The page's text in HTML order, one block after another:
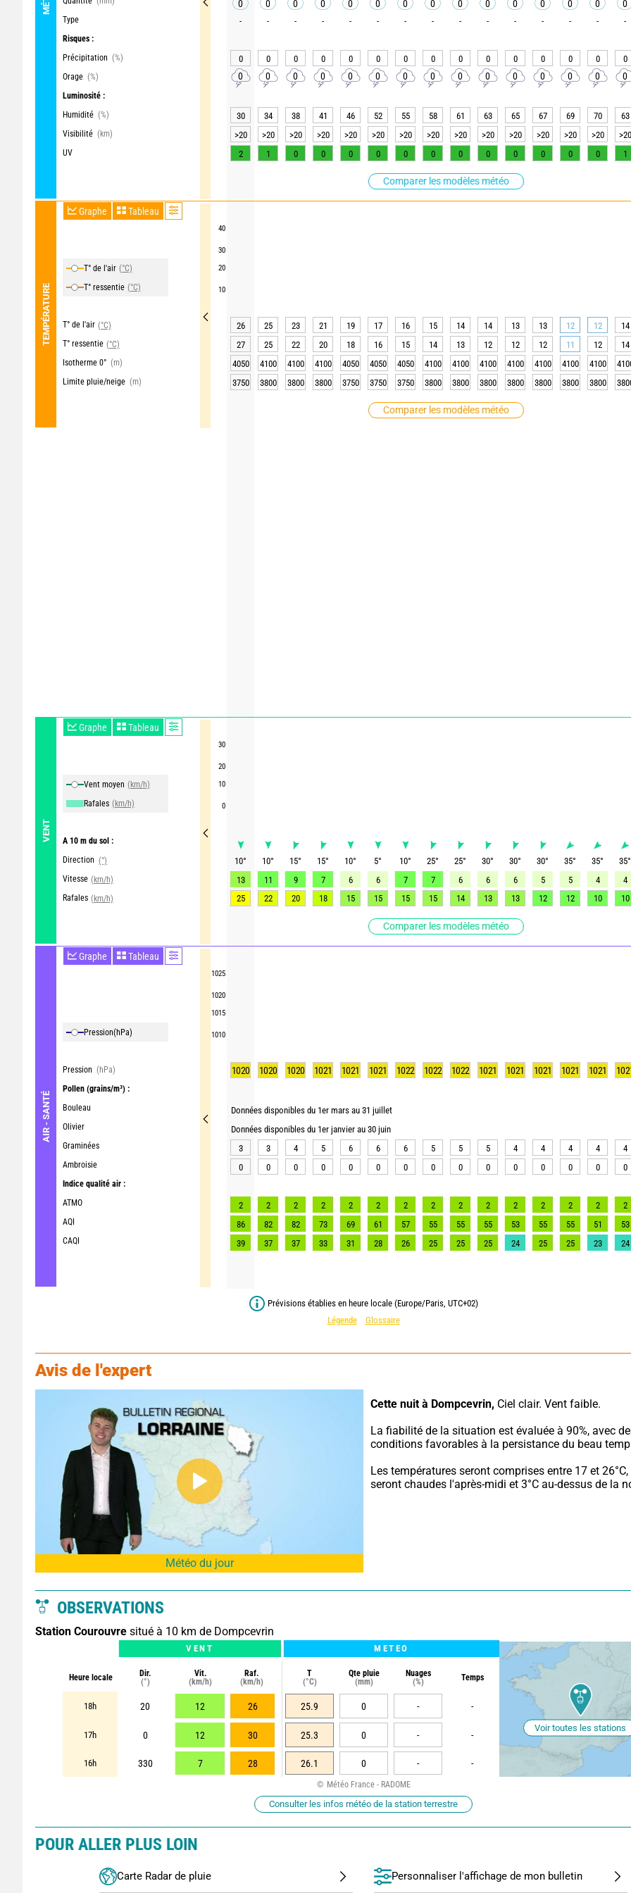
Type
Risques :
Précipitation (%)
Orage (%)
Luminosité :
Humidité (%)
Visibilité (km)
UV
Comparer les modèles météo
TEMPÉRATURE
Graphe Tableau
T° de l'air (°C)
T° ressentie (°C)
T° de l'air (°C)
T° ressentie (°C)
Isotherme 0° (m)
Limite pluie/neige (m)
Comparer les modèles météo
VENT
Graphe Tableau
Vent moyen (km/h)
Rafales (km/h)
A 10 m du sol :
Direction (°)
Vitesse (km/h)
Rafales (km/h)
Comparer les modèles météo
AIR - SANTÉ
Graphe Tableau
Pression(hPa)
Pression (hPa)
Pollen (grains/m³) :
Bouleau
Olivier
Graminées
Ambroisie
Indice qualité air :
ATMO
AQI
CAQI
40
30
20
10
30
20
10
0
1025
1020
1015
1010
0 0 0 0 0 0 0 0 0 0 0 0 0 0 0
- - - - - - - - - - - - - - -
0 0 0 0 0 0 0 0 0 0 0 0 0 0 0
0 0 0 0 0 0 0 0 0 0 0 0 0 0 0
30 34 38 41 46 52 55 58 61 63 65 67 69 70 63
>20
>20 >20 >20 >20 >20 >20 >20 >20 >20 >20 >20 >20 >20 >20
2
1 0 0 0 0 0 0 0 0 0 0 0 0 1
26 25 23 21 19 17 16 15 14 14 13 13 12 12 14
27
25 22 20 18 16 15 14 13 12 12 12 11 12 14
4050
4100 4100 4100 4050 4050 4050 4100 4100 4100 4100 4100 4100 4100
3750
3800 3800 3800 3750 3750 3750 3800 3800 3800 3800 3800 3800 3800
10° 10° 15° 15° 10° 5° 10° 25° 25° 30° 30° 30° 35° 35° 35°
13
11 9 7 6 6 7 7 6 6 6 5 5 4 4
25
22 20 18 15 15 15 15 14 13 13 12 12 10 10
1020 1020 1020 1021 1021 1021 1022 1022 1022 1021 1021 1021 1021 1021
Données disponibles du 1er mars au 31 juillet
Données disponibles du 1er janvier au 30 juin
3
3 4 5 6 6 6 5 5 5 4 4 4 4 4
0
0 0 0 0 0 0 0 0 0 0 0 0 0 0
2 2 2 2 2 2 2 2 2 2 2 2 2 2 2
86
82 82 73 69 61 57 55 55 55 53 55 55 51 53
39
37 37 33 31 28 26 25 25 25 24 25 25 23 24
Prévisions établies en heure locale (Europe/Paris, UTC+02)
Légende
Glossaire
Avis de l'expert
Météo du jour
Cette nuit à Dompcevrin, Ciel clair. Vent faible.
La fiabilité de la situation est évaluée à 90%, avec
conditions favorables à la persistance du beau
Les températures seront comprises entre 17 et 26°C,
seront chaudes l'après-midi et 3°C au-dessus de la
OBSERVATIONS
Station Courouvre situé à 10 km de Dompcevrin
VENT METEO
Heure locale
Dir.
(°)
Vit.
(km/h)
Raf.
(km/h)
T
(°C)
Qte pluie
(mm)
Nuages
(%)
Temps
18h 20 12 26 25.9 0 - -
17h 0 12 30 25.3 0 - -
16h 330 7 28 26.1 0 - -
Voir toutes les stations
Météo France - RADOME
Consulter les infos météo de la station terrestre
POUR ALLER PLUS LOIN
Carte Radar de pluie Personnaliser l'affichage de mon bulletin